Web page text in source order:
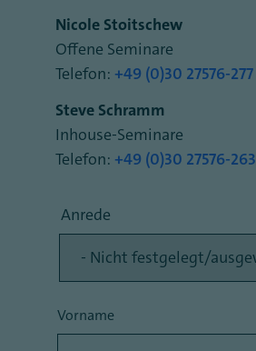
Nicole Stoitschew
Offene Seminare
Telefon: +49 (0)30 27576-277
Steve Schramm
Inhouse-Seminare
Telefon: +49 (0)30 27576-263
Name
Anrede
Anrede
Vorname